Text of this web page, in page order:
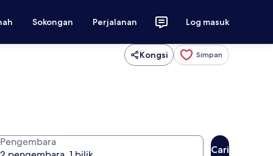
Sokongan Perjalanan Log masuk
Kongsi Simpan
Pengembara
Cari